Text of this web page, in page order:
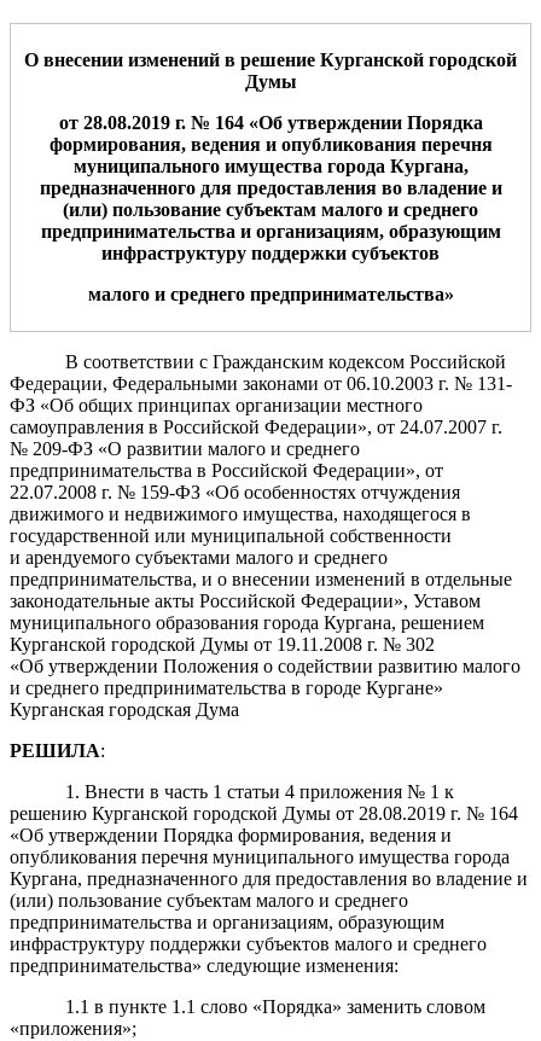
О внесении изменений в решение Курганской городской
Думы
от 28.08.2019 г. № 164 «Об утверждении Порядка
формирования, ведения и опубликования перечня
муниципального имущества города Кургана,
предназначенного для предоставления во владение и
(или) пользование субъектам малого и среднего
предпринимательства и организациям, образующим
инфраструктуру поддержки субъектов
малого и среднего предпринимательства»
В соответствии с Гражданским кодексом Российской
Федерации, Федеральными законами от 06.10.2003 г. № 131-
ФЗ «Об общих принципах организации местного
самоуправления в Российской Федерации», от 24.07.2007 г.
№ 209-ФЗ «О развитии малого и среднего
предпринимательства в Российской Федерации», от
22.07.2008 г. № 159-ФЗ «Об особенностях отчуждения
движимого и недвижимого имущества, находящегося в
государственной или муниципальной собственности
и арендуемого субъектами малого и среднего
предпринимательства, и о внесении изменений в отдельные
законодательные акты Российской Федерации», Уставом
муниципального образования города Кургана, решением
Курганской городской Думы от 19.11.2008 г. № 302
«Об утверждении Положения о содействии развитию малого
и среднего предпринимательства в городе Кургане»
Курганская городская Дума
РЕШИЛА:
1. Внести в часть 1 статьи 4 приложения № 1 к
решению Курганской городской Думы от 28.08.2019 г. № 164
«Об утверждении Порядка формирования, ведения и
опубликования перечня муниципального имущества города
Кургана, предназначенного для предоставления во владение и
(или) пользование субъектам малого и среднего
предпринимательства и организациям, образующим
инфраструктуру поддержки субъектов малого и среднего
предпринимательства» следующие изменения:
1.1 в пункте 1.1 слово «Порядка» заменить словом
«приложения»;